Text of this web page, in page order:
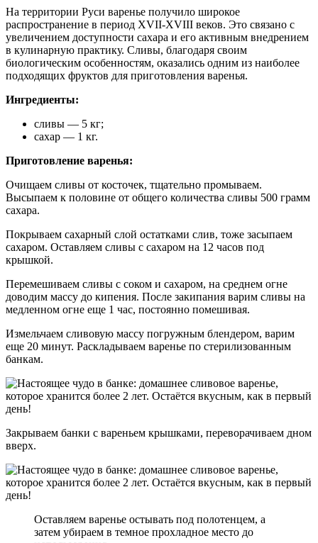
На территории Руси варенье получило широкое
распространение в период XVII-XVIII веков. Это связано с
увеличением доступности сахара и его активным внедрением
в кулинарную практику. Сливы, благодаря своим
биологическим особенностям, оказались одним из наиболее
подходящих фруктов для приготовления варенья.
Ингредиенты:
сливы — 5 кг;
сахар — 1 кг.
Приготовление варенья:
Очищаем сливы от косточек, тщательно промываем.
Высыпаем к половине от общего количества сливы 500 грамм
сахара.
Покрываем сахарный слой остатками слив, тоже засыпаем
сахаром. Оставляем сливы с сахаром на 12 часов под
крышкой.
Перемешиваем сливы с соком и сахаром, на среднем огне
доводим массу до кипения. После закипания варим сливы на
медленном огне еще 1 час, постоянно помешивая.
Измельчаем сливовую массу погружным блендером, варим
еще 20 минут. Раскладываем варенье по стерилизованным
банкам.
Закрываем банки с вареньем крышками, переворачиваем дном
вверх.
Оставляем варенье остывать под полотенцем, а
затем убираем в темное прохладное место до